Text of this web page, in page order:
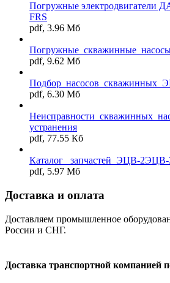
Погружные электродвигатели
FRS
pdf, 3.96 Мб
pdf, 9.62 Мб
pdf, 6.30 Мб
устранения
pdf, 77.55 Кб
Каталог _запчастей_ЭЦВ-
pdf, 5.97 Мб
Доставка и оплата
Доставляем промышленное
России и СНГ.
Доставка транспортной компанией